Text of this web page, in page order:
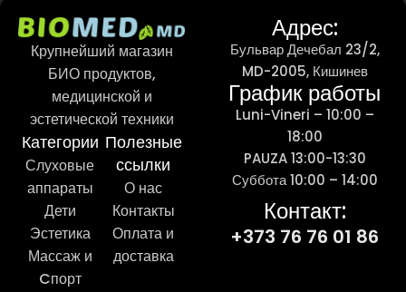
Трастовые услуги
клиентов и быстрая доставка по всей стране.
Каждый может найти здесь идеальное решение для лучшей
Откройте для себя biomed.md и найдите комплексные
решения для здоровья и красоты!
Крупнейший магазин
БИО продуктов,
медицинской и
эстетической техники
Категории
Слуховые
аппараты
Дети
Эстетика
Массаж и
Cпорт
Полезные
ссылки
О нас
Контакты
Оплата и
доставка
Адрес:
Бульвар Дечебал 23/2,
MD-2005, Кишинев
График работы
Luni-Vineri – 10:00 –
18:00
PAUZA 13:00-13:30
Суббота 10:00 – 14:00
Контакт:
+373 76 76 01 86